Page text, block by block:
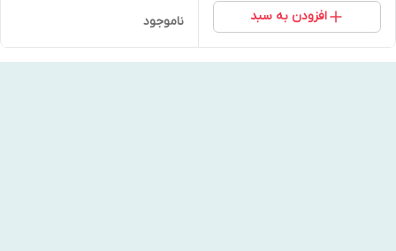
افزودن به سبد ناموجود